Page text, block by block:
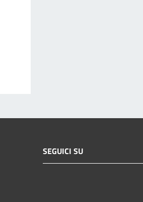
SEGUICI SU